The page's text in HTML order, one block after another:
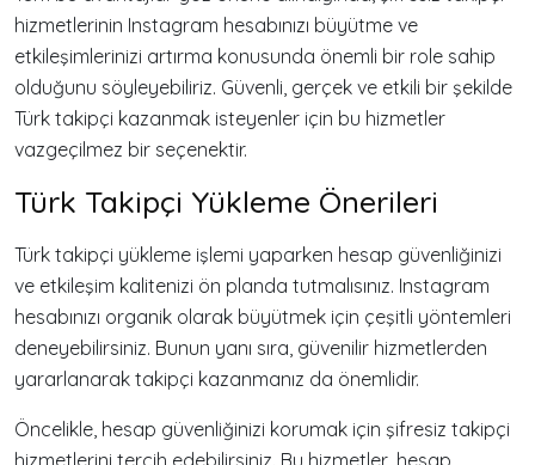
hizmetlerinin Instagram hesabınızı büyütme ve
etkileşimlerinizi artırma konusunda önemli bir role sahip
olduğunu söyleyebiliriz. Güvenli, gerçek ve etkili bir şekilde
Türk takipçi kazanmak isteyenler için bu hizmetler
vazgeçilmez bir seçenektir.
Türk Takipçi Yükleme Önerileri
Türk takipçi yükleme işlemi yaparken hesap güvenliğinizi
ve etkileşim kalitenizi ön planda tutmalısınız. Instagram
hesabınızı organik olarak büyütmek için çeşitli yöntemleri
deneyebilirsiniz. Bunun yanı sıra, güvenilir hizmetlerden
yararlanarak takipçi kazanmanız da önemlidir.
Öncelikle, hesap güvenliğinizi korumak için şifresiz takipçi
hizmetlerini tercih edebilirsiniz. Bu hizmetler, hesap